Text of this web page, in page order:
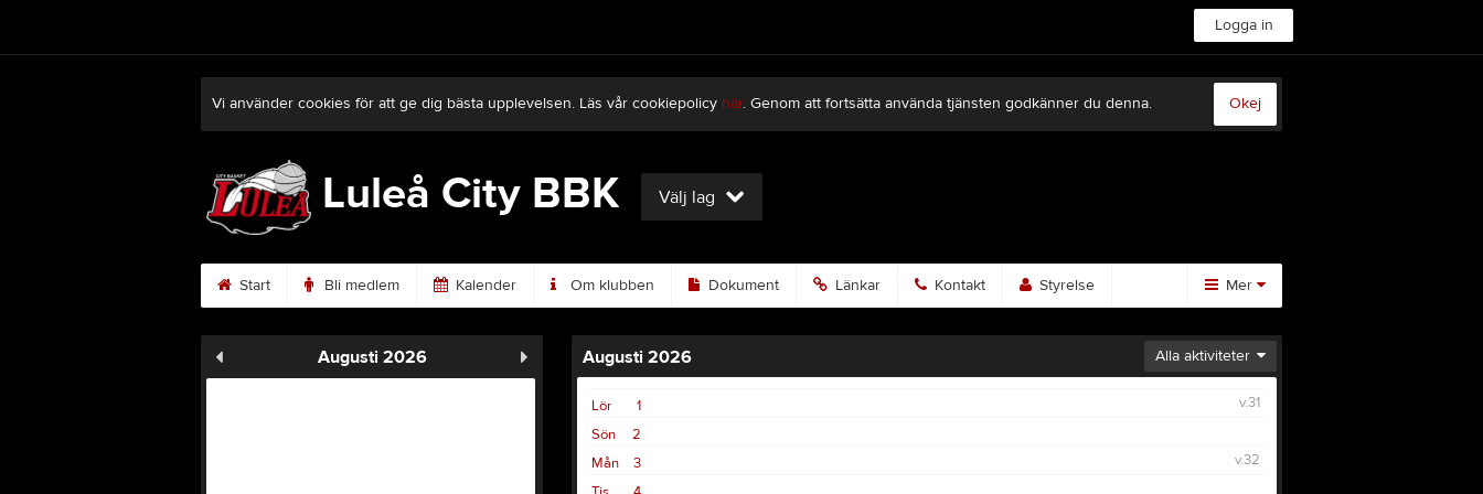
Logga in
Vi använder cookies för att ge dig bästa upplevelsen. Läs vår cookiepolicy här. Genom att fortsätta använda tjänsten godkänner du denna. Okej
Luleå City BBK Välj lag
Start Bli medlem Kalender Om klubben Dokument Länkar Kontakt Styrelse Mer
Augusti 2026 Augusti 2026 Alla aktiviteter
1
Lör
v.31
2
Sön
3
Mån
v.32